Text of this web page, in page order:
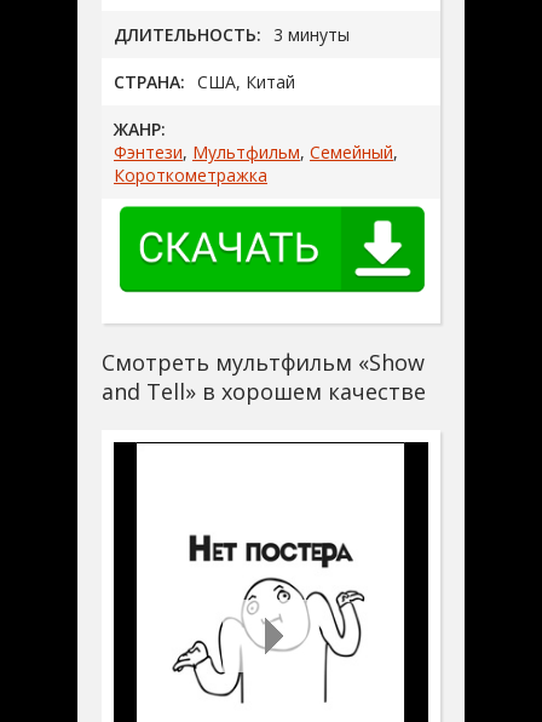
ДЛИТЕЛЬНОСТЬ: 3 минуты
СТРАНА: США, Китай
ЖАНР:
Фэнтези, Мультфильм, Семейный,
Короткометражка
Смотреть мультфильм «Show
and Tell» в хорошем качестве